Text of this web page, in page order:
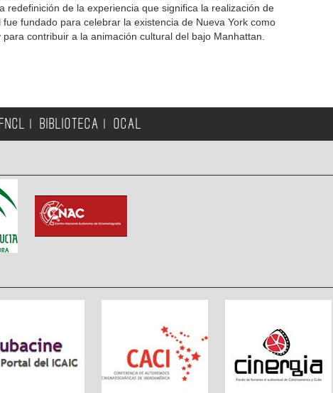
redefinición de la experiencia que significa la realización de
fundado para celebrar la existencia de Nueva York como
contribuir a la animación cultural del bajo Manhattan.
FNCL BIBLIOTECA OCAL